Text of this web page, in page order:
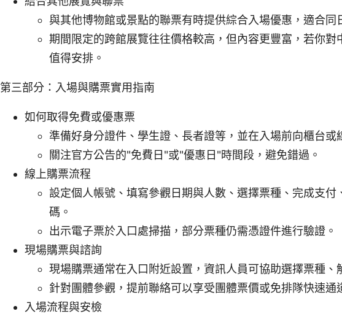
與其他博物館或景點的聯票有時提供綜合入場優惠，適合同
期間限定的跨館展覽往往價格較高，但內容更豐富，若你對
值得安排。
第三部分：入場與購票實用指南
如何取得免費或優惠票
準備好身分證件、學生證、長者證等，並在入場前向櫃台或
關注官方公告的"免費日"或"優惠日"時間段，避免錯過。
線上購票流程
設定個人帳號、填寫參觀日期與人數、選擇票種、完成支付
碼。
出示電子票於入口處掃描，部分票種仍需憑證件進行驗證。
現場購票與諮詢
現場購票通常在入口附近設置，資訊人員可協助選擇票種、
針對團體參觀，提前聯絡可以享受團體票價或免排隊快速通
入場流程與安檢